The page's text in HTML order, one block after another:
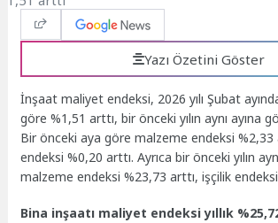
Yazı Özetini Göster
İnşaat maliyet endeksi, 2026 yılı Şubat
göre %1,51 arttı, bir önceki yılın aynı ayına
Bir önceki aya göre malzeme endeksi %2,33
endeksi %0,20 arttı. Ayrıca bir önceki yılın
malzeme endeksi %23,73 arttı, işçilik
Bina inşaatı maliyet endeksi yıllık